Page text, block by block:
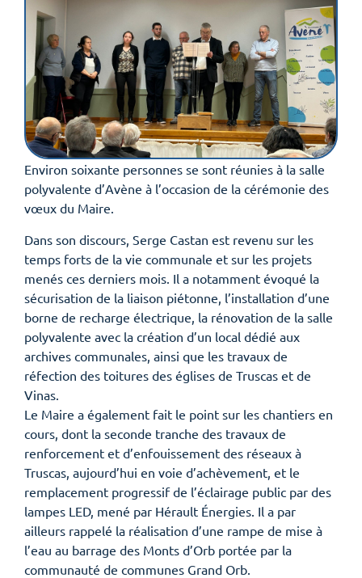
Environ soixante personnes se sont réunies à la salle
polyvalente d’Avène à l’occasion de la cérémonie des
vœux du Maire.
Dans son discours, Serge Castan est revenu sur les
temps forts de la vie communale et sur les projets
menés ces derniers mois. Il a notamment évoqué la
sécurisation de la liaison piétonne, l’installation d’une
borne de recharge électrique, la rénovation de la salle
polyvalente avec la création d’un local dédié aux
archives communales, ainsi que les travaux de
réfection des toitures des églises de Truscas et de
Vinas.
Le Maire a également fait le point sur les chantiers en
cours, dont la seconde tranche des travaux de
renforcement et d’enfouissement des réseaux à
Truscas, aujourd’hui en voie d’achèvement, et le
remplacement progressif de l’éclairage public par des
lampes LED, mené par Hérault Énergies. Il a par
ailleurs rappelé la réalisation d’une rampe de mise à
l’eau au barrage des Monts d’Orb portée par la
communauté de communes Grand Orb.